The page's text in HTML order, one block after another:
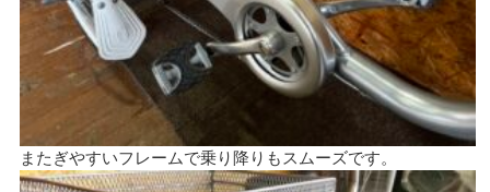
またぎやすいフレームで乗り降りもスムーズです。